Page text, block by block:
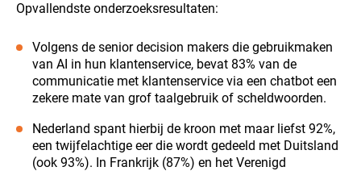
Opvallendste onderzoeksresultaten:
Volgens de senior decision makers die gebruikmaken
van AI in hun klantenservice, bevat 83% van de
communicatie met klantenservice via een chatbot een
zekere mate van grof taalgebruik of scheldwoorden.
Nederland spant hierbij de kroon met maar liefst 92%,
een twijfelachtige eer die wordt gedeeld met Duitsland
(ook 93%). In Frankrijk (87%) en het Verenigd